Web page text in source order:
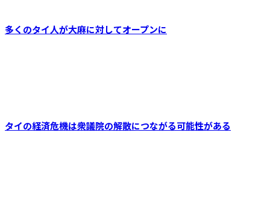
多くのタイ人が大麻に対してオープンに
タイの経済危機は衆議院の解散につながる可能性がある